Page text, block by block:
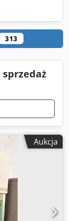
313
Aukcja